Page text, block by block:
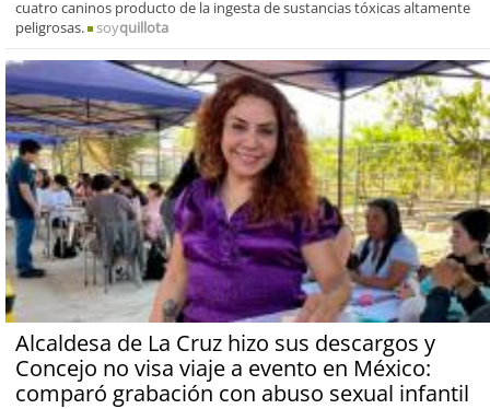
cuatro caninos producto de la ingesta de sustancias tóxicas altamente
peligrosas.
soyquillota
Alcaldesa de La Cruz hizo sus descargos y
Concejo no visa viaje a evento en México:
comparó grabación con abuso sexual infantil